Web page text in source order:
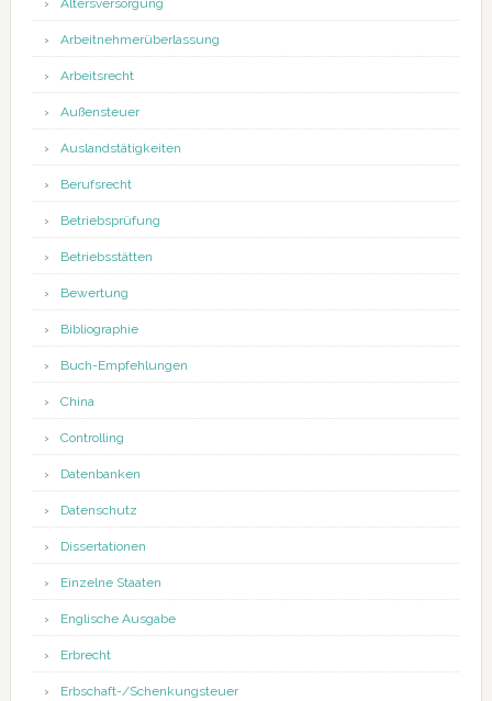
Altersversorgung
Arbeitnehmerüberlassung
Arbeitsrecht
Außensteuer
Auslandstätigkeiten
Berufsrecht
Betriebsprüfung
Betriebsstätten
Bewertung
Bibliographie
Buch-Empfehlungen
China
Controlling
Datenbanken
Datenschutz
Dissertationen
Einzelne Staaten
Englische Ausgabe
Erbrecht
Erbschaft-/Schenkungsteuer